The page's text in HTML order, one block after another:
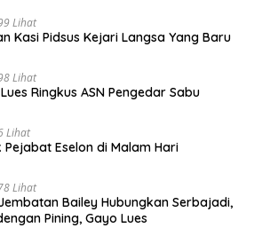
Lihat
Kasi Pidsus Kejari Langsa Yang Baru
Lihat
Ringkus ASN Pengedar Sabu
Lihat
Eselon di Malam Hari
Lihat
Bailey Hubungkan Serbajadi,
Pining, Gayo Lues